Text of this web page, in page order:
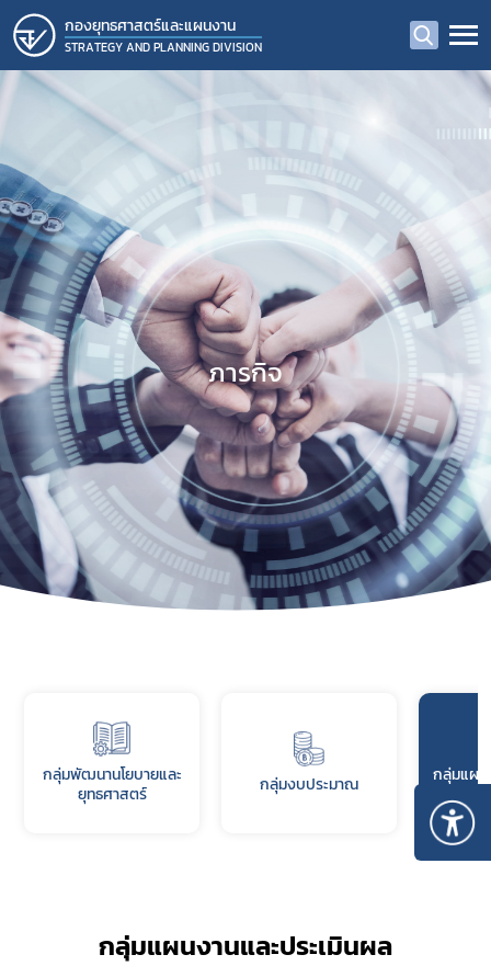
กองยุทธศาสตร์และแผนงาน
STRATEGY AND PLANNING DIVISION
ภารกิจ
กลุ่มพัฒนานโยบายและ
ยุทธศาสตร์
กลุ่มงบประมาณ กลุ่มแผน
กลุ่มแผนงานและประเมินผล